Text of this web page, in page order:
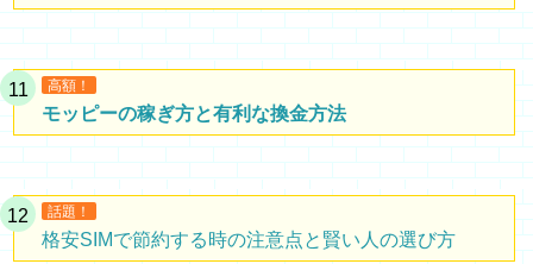
高額！
モッピーの稼ぎ方と有利な換金方法
話題！
格安SIMで節約する時の注意点と賢い人の選び方